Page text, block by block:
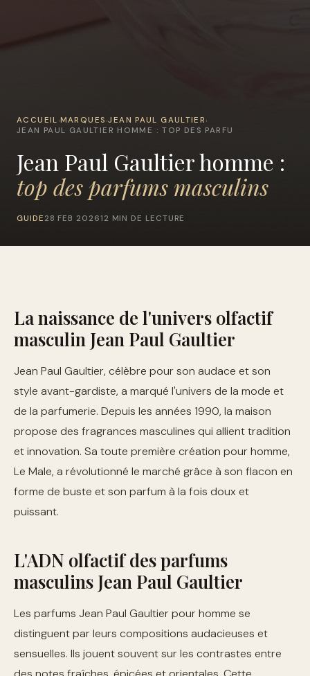
ACCUEIL ›MARQUES ›JEAN PAUL GAULTIER ›
JEAN PAUL GAULTIER HOMME : TOP DES PARFU
Jean Paul Gaultier homme :
top des parfums masculins
GUIDE 28 FEB 202612 MIN DE LECTURE
La naissance de l'univers olfactif
masculin Jean Paul Gaultier
Jean Paul Gaultier, célèbre pour son audace et son
style avant-gardiste, a marqué l'univers de la mode et
de la parfumerie. Depuis les années 1990, la maison
propose des fragrances masculines qui allient tradition
et innovation. Sa toute première création pour homme,
Le Male, a révolutionné le marché grâce à son flacon en
forme de buste et son parfum à la fois doux et
puissant.
L'ADN olfactif des parfums
masculins Jean Paul Gaultier
Les parfums Jean Paul Gaultier pour homme se
distinguent par leurs compositions audacieuses et
sensuelles. Ils jouent souvent sur les contrastes entre